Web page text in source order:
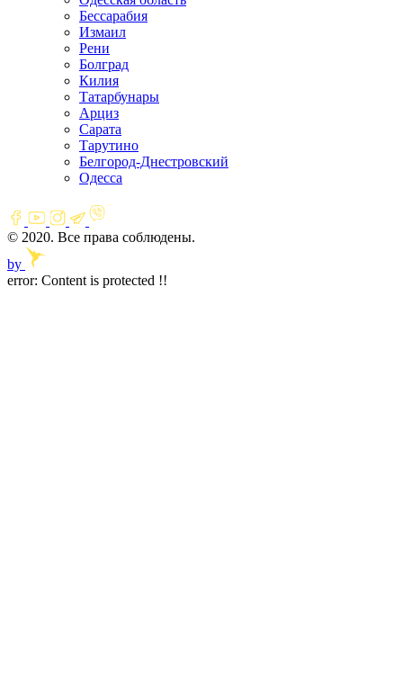
Бессарабия
Измаил
Рени
Болград
Килия
Татарбунары
Арциз
Сарата
Тарутино
Белгород-Днестровский
Одесса
© 2020. Все права соблюдены.
by
error: Content is protected !!